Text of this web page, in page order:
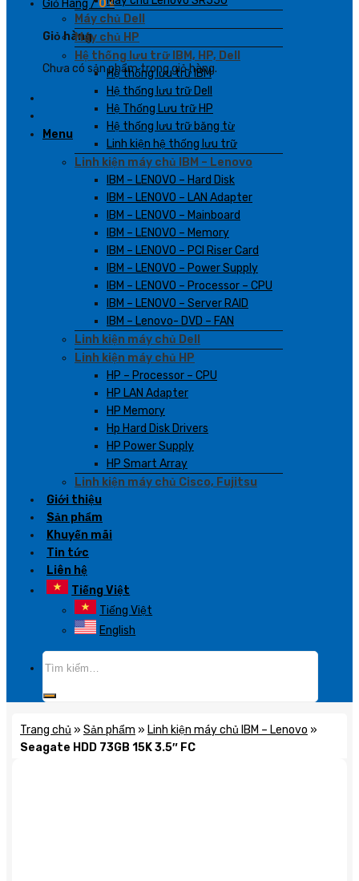
Giỏ Hàng /0₫
Giỏ hàng
Chưa có sản phẩm trong giỏ hàng.
Menu
Máy chủ Dell
Máy chủ HP
Hệ thống lưu trữ IBM, HP, Dell
Hệ thống lưu trữ IBM
Hệ thống lưu trữ Dell
Hệ Thống Lưu trữ HP
Hệ thống lưu trữ băng từ
Linh kiện hệ thống lưu trữ
Linh kiện máy chủ IBM – Lenovo
IBM – LENOVO – Hard Disk
IBM – LENOVO – LAN Adapter
IBM – LENOVO – Mainboard
IBM – LENOVO – Memory
IBM – LENOVO – PCI Riser Card
IBM – LENOVO – Power Supply
IBM – LENOVO – Processor – CPU
IBM – LENOVO – Server RAID
IBM – Lenovo- DVD – FAN
Linh kiện máy chủ Dell
Linh kiện máy chủ HP
HP – Processor – CPU
HP LAN Adapter
HP Memory
Hp Hard Disk Drivers
HP Power Supply
HP Smart Array
Linh kiện máy chủ Cisco, Fujitsu
Giới thiệu
Sản phẩm
Khuyến mãi
Tin tức
Liên hệ
Tiếng Việt
Tiếng Việt
English
Trang chủ » Sản phẩm » Linh kiện máy chủ IBM – Lenovo »
Seagate HDD 73GB 15K 3.5″ FC